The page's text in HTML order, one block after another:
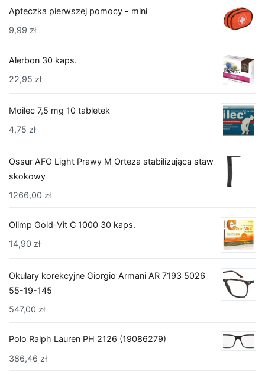
Apteczka pierwszej pomocy - mini
9,99 zł
Alerbon 30 kaps.
22,95 zł
Moilec 7,5 mg 10 tabletek
4,75 zł
Ossur AFO Light Prawy M Orteza stabilizująca staw
skokowy
1266,00 zł
Olimp Gold-Vit C 1000 30 kaps.
14,90 zł
Okulary korekcyjne Giorgio Armani AR 7193 5026
55-19-145
547,00 zł
Polo Ralph Lauren PH 2126 (19086279)
386,46 zł